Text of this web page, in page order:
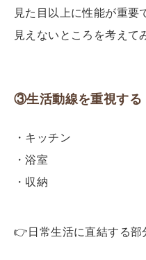
見た目以上に性能が重要
見えないところを考えて
③生活動線を重視する
・キッチン
・浴室
・収納
👉 日常生活に直結する部